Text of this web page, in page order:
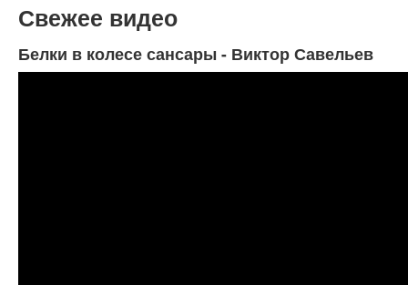
Свежее видео
Белки в колесе сансары - Виктор Савельев